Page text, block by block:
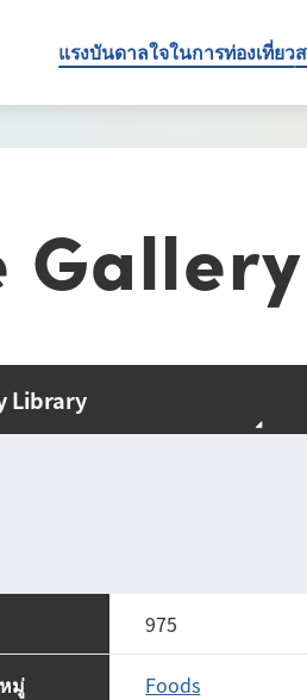
แรงบันดาลใจในการท่องเที่ยว
Gallery
Library
975
มู่ Foods